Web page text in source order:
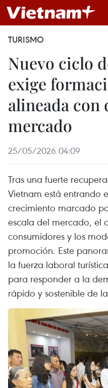
TURISMO
Nuevo ciclo
exige
alineada con
mercado
25/05/2026 04:09
Tras una fuerte
Vietnam está entrando
crecimiento marcado
escala del mercado, el
consumidores y los
promoción. Este
la fuerza laboral
para responder a la
rápido y sostenible de